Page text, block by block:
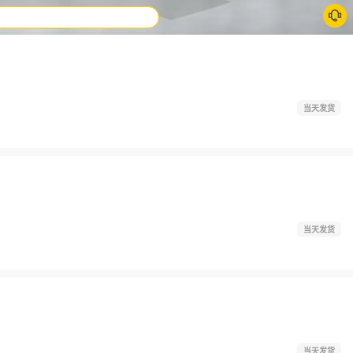
当天发货
当天发货
当天发货